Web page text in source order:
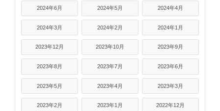
2024年6月 2024年5月 2024年4月
2024年3月 2024年2月 2024年1月
2023年12月 2023年10月 2023年9月
2023年8月 2023年7月 2023年6月
2023年5月 2023年4月 2023年3月
2023年2月 2023年1月 2022年12月